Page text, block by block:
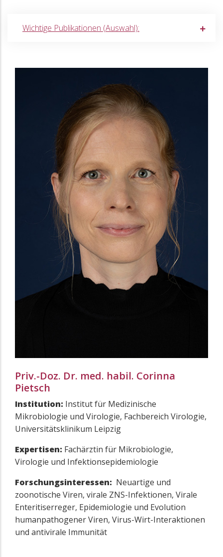
Wichtige Publikationen (Auswahl):
Priv.-Doz. Dr. med. habil. Corinna
Pietsch
Institution: Institut für Medizinische
Mikrobiologie und Virologie, Fachbereich Virologie,
Universitätsklinikum Leipzig
Expertisen: Fachärztin für Mikrobiologie,
Virologie und Infektionsepidemiologie
Forschungsinteressen: Neuartige und
zoonotische Viren, virale ZNS-Infektionen, Virale
Enteritiserreger, Epidemiologie und Evolution
humanpathogener Viren, Virus-Wirt-Interaktionen
und antivirale Immunität